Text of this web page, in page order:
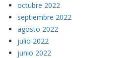
octubre 2022
septiembre 2022
agosto 2022
julio 2022
junio 2022